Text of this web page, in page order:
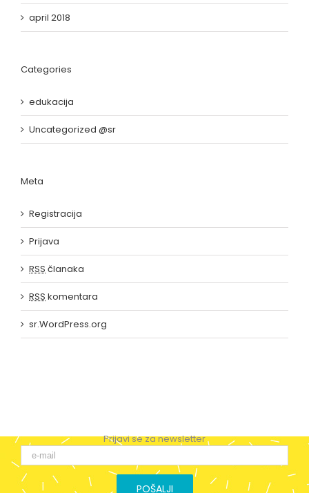
april 2018
Categories
edukacija
Uncategorized @sr
Meta
Registracija
Prijava
RSS članaka
RSS komentara
sr.WordPress.org
Prijavi se za newsletter